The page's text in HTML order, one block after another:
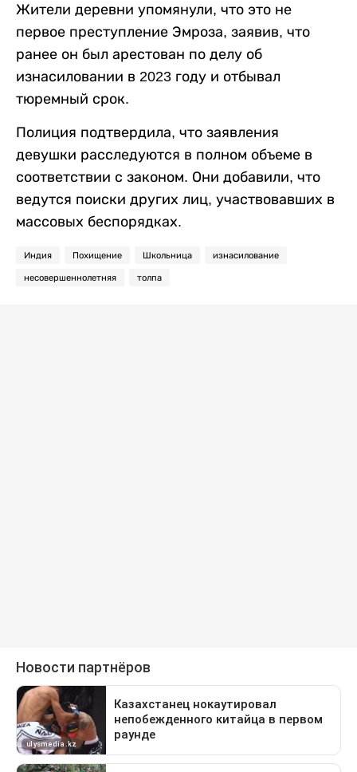
Жители деревни упомянули, что это не
первое преступление Эмроза, заявив, что
ранее он был арестован по делу об
изнасиловании в 2023 году и отбывал
тюремный срок.
Полиция подтвердила, что заявления
девушки расследуются в полном объеме в
соответствии с законом. Они добавили, что
ведутся поиски других лиц, участвовавших в
массовых беспорядках.
Индия Похищение Школьница изнасилование
несовершеннолетняя толпа